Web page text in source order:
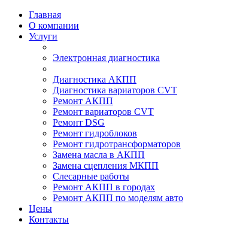
Главная
О компании
Услуги
Электронная диагностика
Диагностика АКПП
Диагностика вариаторов CVT
Ремонт АКПП
Ремонт вариаторов CVT
Ремонт DSG
Ремонт гидроблоков
Ремонт гидротрансформаторов
Замена масла в АКПП
Замена сцепления МКПП
Слесарные работы
Ремонт АКПП в городах
Ремонт АКПП по моделям авто
Цены
Контакты